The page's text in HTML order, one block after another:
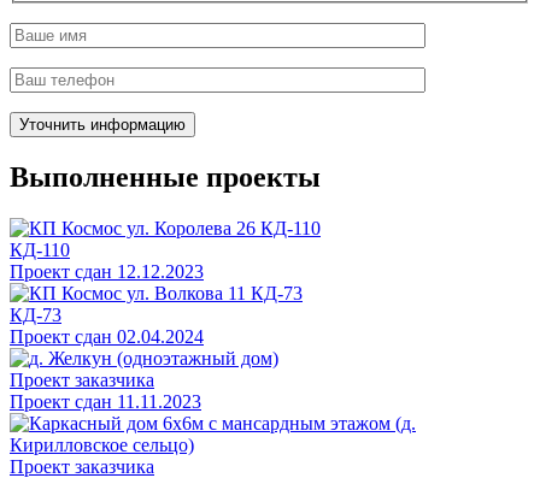
Выполненные проекты
КД-110
Проект сдан 12.12.2023
КД-73
Проект сдан 02.04.2024
Проект заказчика
Проект сдан 11.11.2023
Проект заказчика